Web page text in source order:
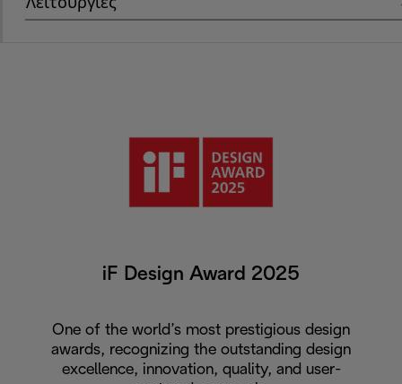
Λειτουργίες
iF Design Award 2025
One of the world’s most prestigious design
awards, recognizing the outstanding design
excellence, innovation, quality, and user-